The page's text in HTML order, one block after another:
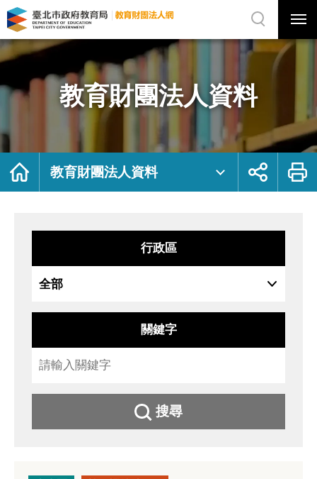
教
育
團
資
料
府
局
法
網
站
選
選
單
關
網
站
尋
教育財團法人資料
首
教育財團法人資料
展
鈕
列
行政區
關鍵字
搜尋